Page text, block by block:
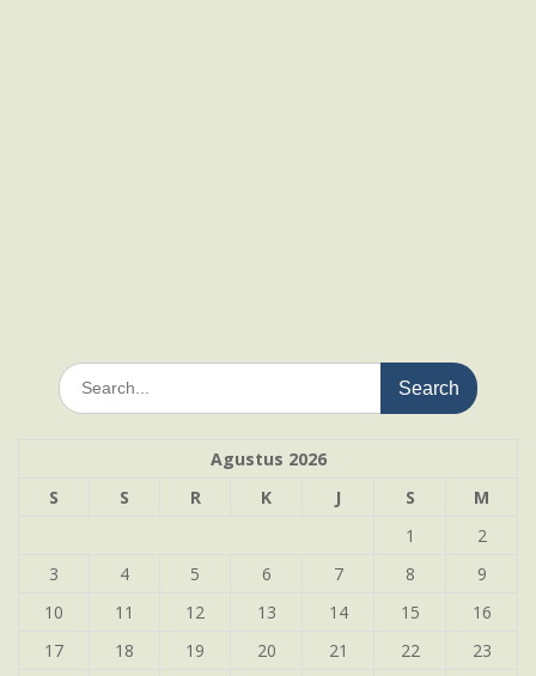
Search
for:
Agustus 2026
S
S R K J S
M
1
2
3
4 5 6 7 8
9
10
11 12 13 14 15
16
17
18 19 20 21 22
23